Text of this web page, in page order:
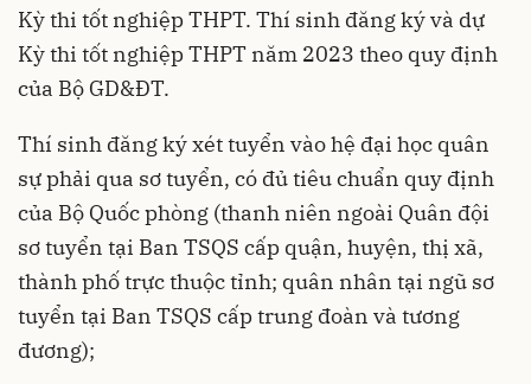
Kỳ thi tốt nghiệp THPT. Thí sinh đăng ký và dự
Kỳ thi tốt nghiệp THPT năm 2023 theo quy định
của Bộ GD&ĐT.
Thí sinh đăng ký xét tuyển vào hệ đại học quân
sự phải qua sơ tuyển, có đủ tiêu chuẩn quy định
của Bộ Quốc phòng (thanh niên ngoài Quân đội
sơ tuyển tại Ban TSQS cấp quận, huyện, thị xã,
thành phố trực thuộc tỉnh; quân nhân tại ngũ sơ
tuyển tại Ban TSQS cấp trung đoàn và tương
đương);